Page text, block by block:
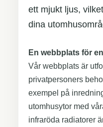
ett mjukt ljus,
dina
En webbplats för
Vår webbplats är
privatpersoners
exempel på
utomhusytor med
infraröda radiatorer